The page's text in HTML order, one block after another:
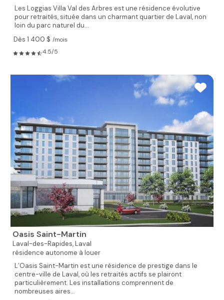
Les Loggias Villa Val des Arbres est une résidence évolutive
pour retraités, située dans un charmant quartier de Laval, non
loin du parc naturel du...
Dès 1 400 $ /mois
4.5/5
Oasis Saint-Martin
Laval-des-Rapides,Laval
résidence autonome à louer
L’Oasis Saint-Martin est une résidence de prestige dans le
centre-ville de Laval, où les retraités actifs se plairont
particulièrement. Les installations comprennent de
nombreuses aires...